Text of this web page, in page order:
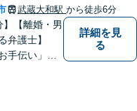
武蔵大和駅 から徒歩6分
】【離婚・男
弁護士】
手伝い」を
詳細を見
る